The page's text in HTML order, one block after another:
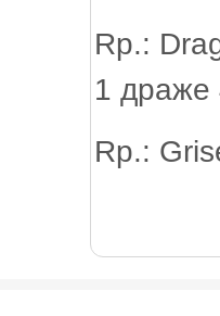
Rp.:
1 драже
Rp.: